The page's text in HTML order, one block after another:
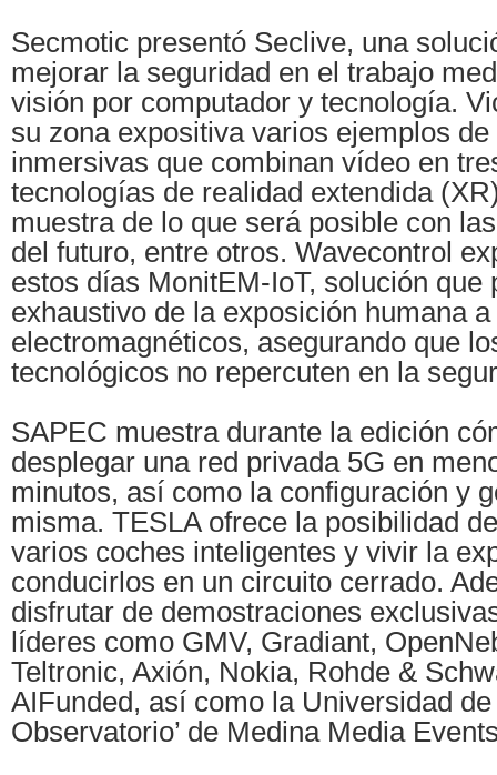
Secmotic presentó Seclive, una
mejorar la seguridad en el trabajo
visión por computador y tecnología.
su zona expositiva varios ejemplos
inmersivas que combinan vídeo en
tecnologías de realidad extendida
muestra de lo que será posible con
del futuro, entre otros. Wavecontrol
estos días MonitEM-IoT, solución que
exhaustivo de la exposición humana
electromagnéticos, asegurando que
tecnológicos no repercuten en la
SAPEC muestra durante la edición
desplegar una red privada 5G en
minutos, así como la configuración y
misma. TESLA ofrece la posibilidad
varios coches inteligentes y vivir la
conducirlos en un circuito cerrado.
disfrutar de demostraciones
líderes como GMV, Gradiant,
Teltronic, Axión, Nokia, Rohde &
AIFunded, así como la Universidad de
Observatorio’ de Medina Media